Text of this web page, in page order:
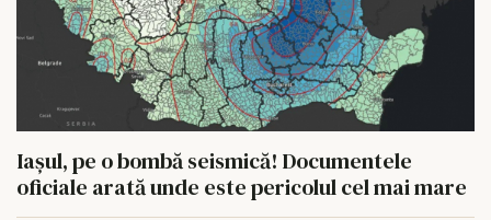
Iașul, pe o bombă seismică! Documentele
oficiale arată unde este pericolul cel mai mare